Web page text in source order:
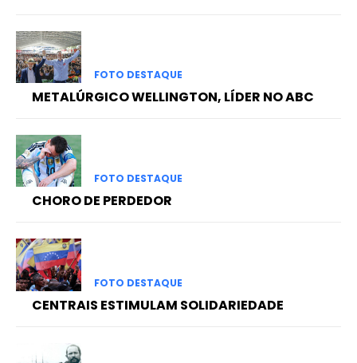
FOTO DESTAQUE
METALÚRGICO WELLINGTON, LÍDER NO ABC
FOTO DESTAQUE
CHORO DE PERDEDOR
FOTO DESTAQUE
CENTRAIS ESTIMULAM SOLIDARIEDADE